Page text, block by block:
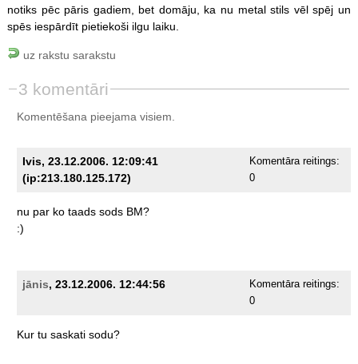
notiks pēc pāris gadiem, bet domāju, ka nu metal stils vēl spēj un
spēs iespārdīt pietiekoši ilgu laiku.
uz rakstu sarakstu
3 komentāri
Komentēšana pieejama visiem.
Ivis, 23.12.2006. 12:09:41
(ip:213.180.125.172)
Komentāra reitings:
0
nu par ko taads sods BM?
:)
jānis, 23.12.2006. 12:44:56
Komentāra reitings:
0
Kur tu saskati sodu?